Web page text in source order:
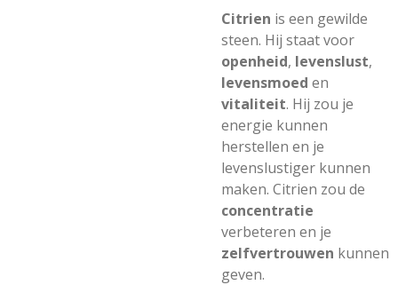
Citrien is een gewilde
steen. Hij staat voor
openheid, levenslust,
levensmoed en
vitaliteit. Hij zou je
energie kunnen
herstellen en je
levenslustiger kunnen
maken. Citrien zou de
concentratie
verbeteren en je
zelfvertrouwen kunnen
geven.